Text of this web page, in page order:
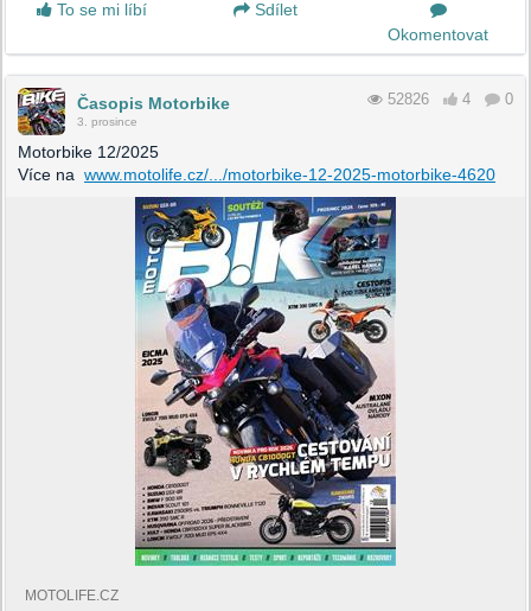
To se mi líbí
Sdílet
Okomentovat
Časopis Motorbike
3. prosince
52826 4 0
Motorbike 12/2025
Více na www.motolife.cz/.../motorbike-12-2025-motorbike-4620
MOTOLIFE.CZ